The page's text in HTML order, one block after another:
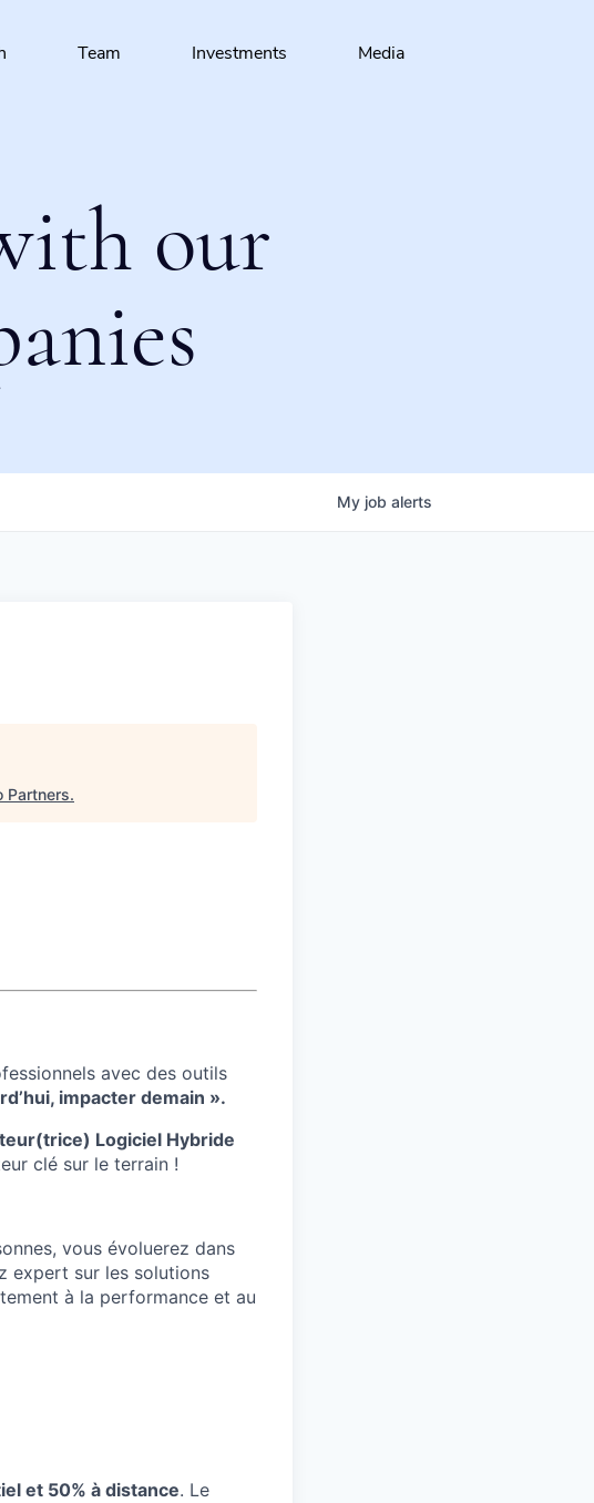
Team Investments Media
our
My job alerts
Partners.
avec des outils
impacter demain ».
Logiciel Hybride
clé sur le terrain !
vous évoluerez dans
expert sur les solutions
à la performance et au
et 50% à distance. Le